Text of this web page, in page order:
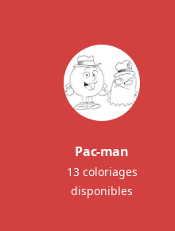
Pac-man
13 coloriages
disponibles